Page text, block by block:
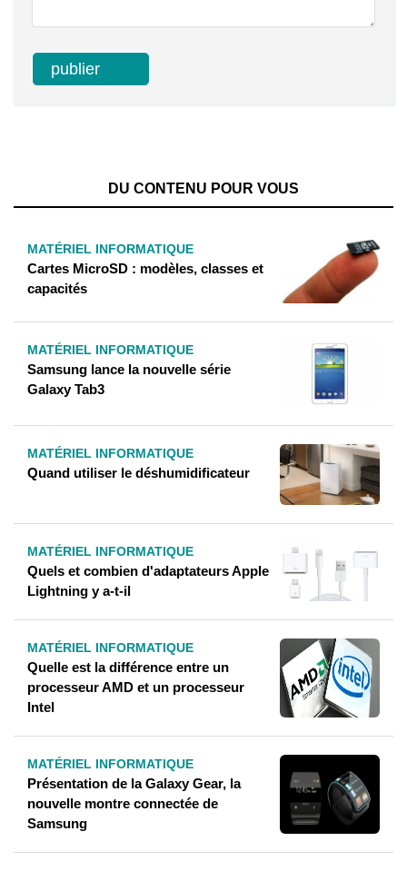
DU CONTENU POUR VOUS
MATÉRIEL INFORMATIQUE
Cartes MicroSD : modèles, classes et
capacités
MATÉRIEL INFORMATIQUE
Samsung lance la nouvelle série
Galaxy Tab3
MATÉRIEL INFORMATIQUE
Quand utiliser le déshumidificateur
MATÉRIEL INFORMATIQUE
Quels et combien d'adaptateurs Apple
Lightning y a-t-il
MATÉRIEL INFORMATIQUE
Quelle est la différence entre un
processeur AMD et un processeur
Intel
MATÉRIEL INFORMATIQUE
Présentation de la Galaxy Gear, la
nouvelle montre connectée de
Samsung